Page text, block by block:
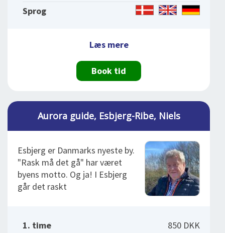
Sprog
Læs mere
Book tid
Aurora guide, Esbjerg-Ribe, Niels
Esbjerg er Danmarks nyeste by.
"Rask må det gå" har været
byens motto. Og ja! I Esbjerg
går det raskt
1. time 850 DKK